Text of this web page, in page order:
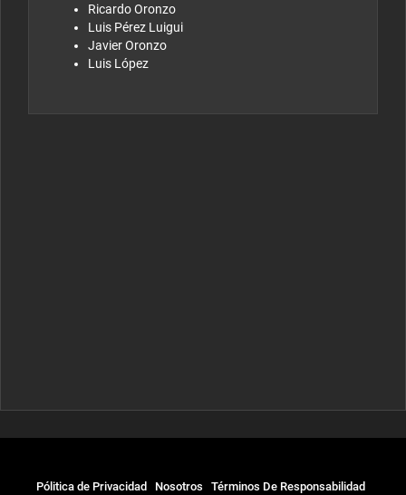
Ricardo Oronzo
Luis Pérez Luigui
Javier Oronzo
Luis López
Pólitica de Privacidad Nosotros Términos De Responsabilidad